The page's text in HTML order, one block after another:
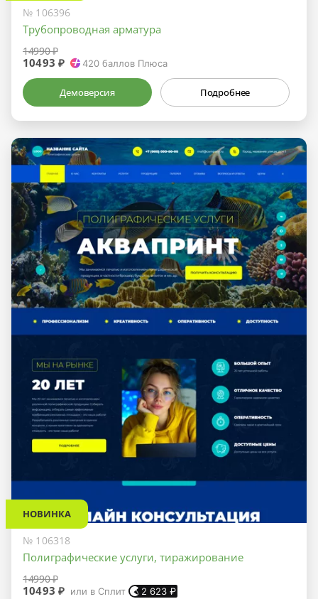
№ 106396
Трубопроводная арматура
14990 ₽
10493 ₽ 420 баллов Плюса
Демоверсия Подробнее
НОВИНКА
№ 106318
Полиграфические услуги, тиражирование
14990 ₽
10493 ₽ или в Сплит 2 623 ₽